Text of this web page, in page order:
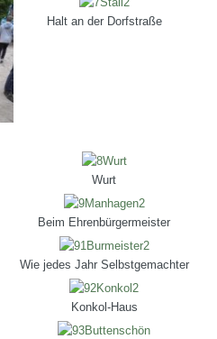
Halt an der Dorfstraße
Wurt
Beim Ehrenbürgermeister
Wie jedes Jahr Selbstgemachter
Konkol-Haus